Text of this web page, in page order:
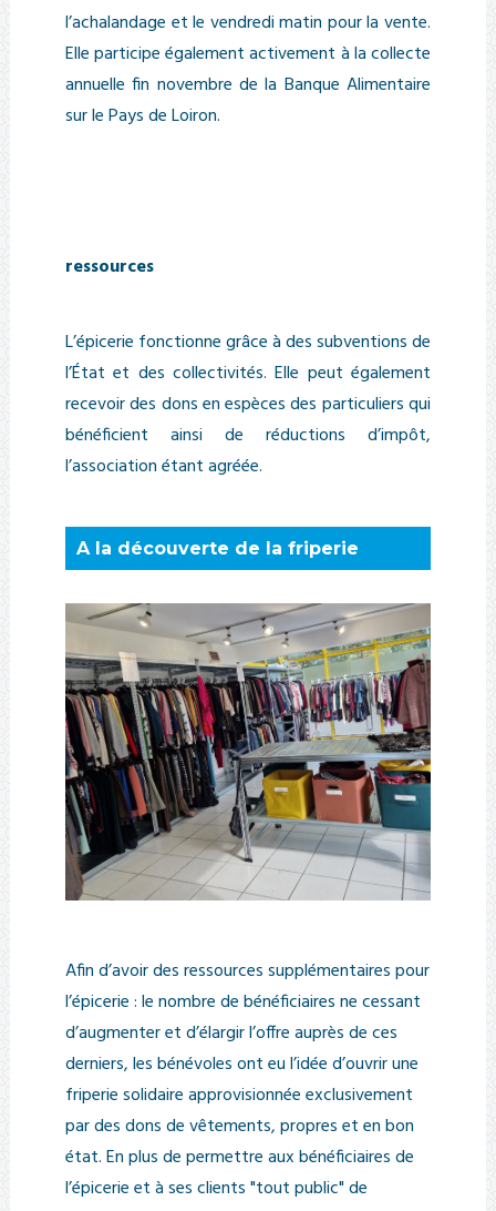
l’achalandage et le vendredi matin pour la vente.
Elle participe également activement à la collecte
annuelle fin novembre de la Banque Alimentaire
sur le Pays de Loiron.
ressources
L’épicerie fonctionne grâce à des subventions de
l’État et des collectivités. Elle peut également
recevoir des dons en espèces des particuliers qui
bénéficient ainsi de réductions d’impôt,
l’association étant agréée.
A la découverte de la friperie
Afin d’avoir des ressources supplémentaires pour
l’épicerie : le nombre de bénéficiaires ne cessant
d’augmenter et d’élargir l’offre auprès de ces
derniers, les bénévoles ont eu l’idée d’ouvrir une
friperie solidaire approvisionnée exclusivement
par des dons de vêtements, propres et en bon
état. En plus de permettre aux bénéficiaires de
l’épicerie et à ses clients "tout public" de